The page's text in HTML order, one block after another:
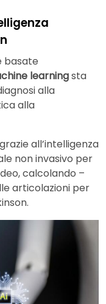
basate
learningsta
alla
alla
all’intelligenza
non invasivo per
calcolando –
articolazioni per